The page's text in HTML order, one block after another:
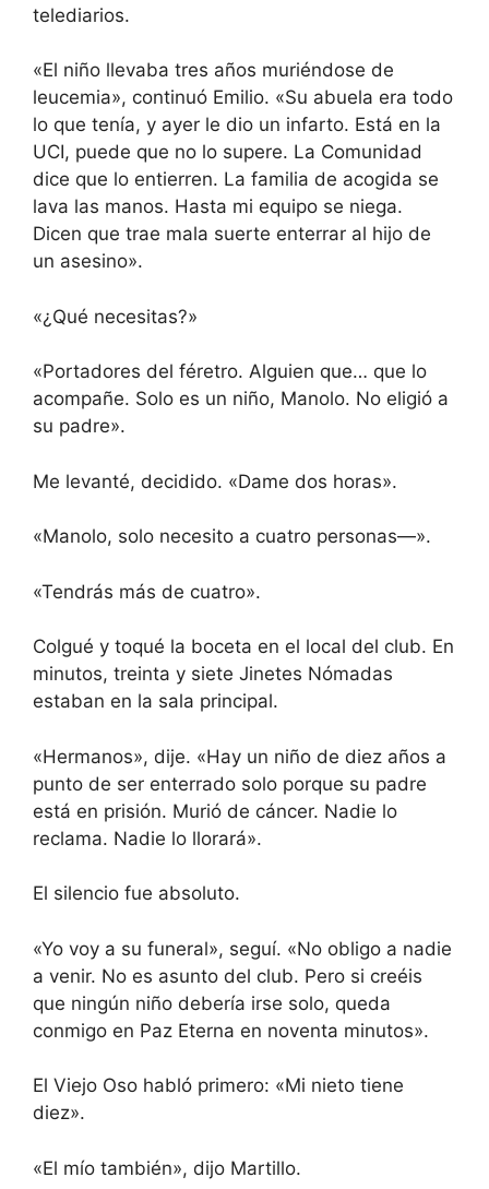
telediarios.
«El niño llevaba tres años muriéndose de
leucemia», continuó Emilio. «Su abuela era todo
lo que tenía, y ayer le dio un infarto. Está en la
UCI, puede que no lo supere. La Comunidad
dice que lo entierren. La familia de acogida se
lava las manos. Hasta mi equipo se niega.
Dicen que trae mala suerte enterrar al hijo de
un asesino».
«¿Qué necesitas?»
«Portadores del féretro. Alguien que… que lo
acompañe. Solo es un niño, Manolo. No eligió a
su padre».
Me levanté, decidido. «Dame dos horas».
«Manolo, solo necesito a cuatro personas—».
«Tendrás más de cuatro».
Colgué y toqué la boceta en el local del club. En
minutos, treinta y siete Jinetes Nómadas
estaban en la sala principal.
«Hermanos», dije. «Hay un niño de diez años a
punto de ser enterrado solo porque su padre
está en prisión. Murió de cáncer. Nadie lo
reclama. Nadie lo llorará».
El silencio fue absoluto.
«Yo voy a su funeral», seguí. «No obligo a nadie
a venir. No es asunto del club. Pero si creéis
que ningún niño debería irse solo, queda
conmigo en Paz Eterna en noventa minutos».
El Viejo Oso habló primero: «Mi nieto tiene
diez».
«El mío también», dijo Martillo.